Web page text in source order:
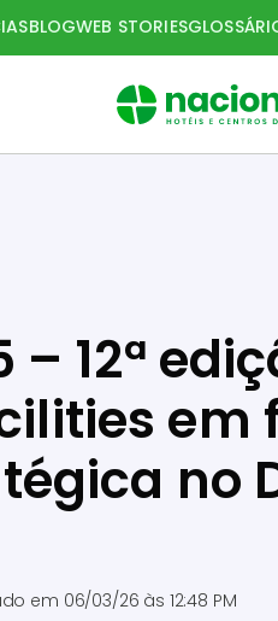
BLOGWEB STORIES
– 12ª
em
no
em 06/03/26 às 12:48 PM